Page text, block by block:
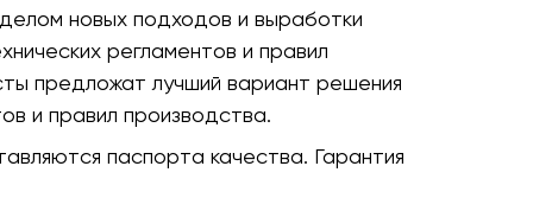
новых подходов и выработки
регламентов и правил
предложат лучший вариант решения
и правил производства.
паспорта качества. Гарантия